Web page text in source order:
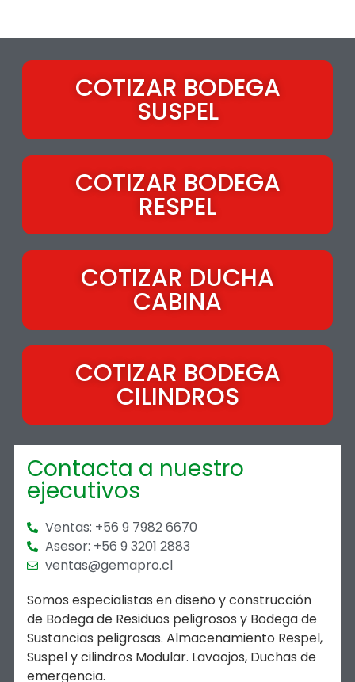
COTIZAR BODEGA
SUSPEL
COTIZAR BODEGA
RESPEL
COTIZAR DUCHA
CABINA
COTIZAR BODEGA
CILINDROS
Contacta a nuestro
ejecutivos
Ventas: +56 9 7982 6670
Asesor: +56 9 3201 2883
ventas@gemapro.cl
Somos especialistas en diseño y construcción
de Bodega de Residuos peligrosos y Bodega de
Sustancias peligrosas. Almacenamiento Respel,
Suspel y cilindros Modular. Lavaojos, Duchas de
emergencia.